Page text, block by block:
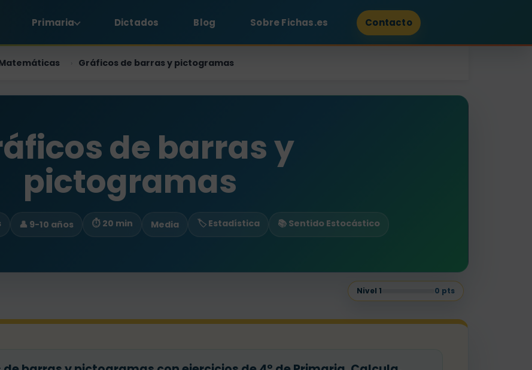
Primaria Dictados Blog Sobre Fichas.es Contacto
› Gráficos de barras y pictogramas
de barras y
pictogramas
👤 9-10 años ⏱ 20 min Media 🏷️ Estadística 📚 Sentido Estocástico
Nivel 1 0 pts